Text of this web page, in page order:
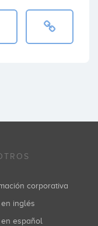
corporativa
en inglés
en español